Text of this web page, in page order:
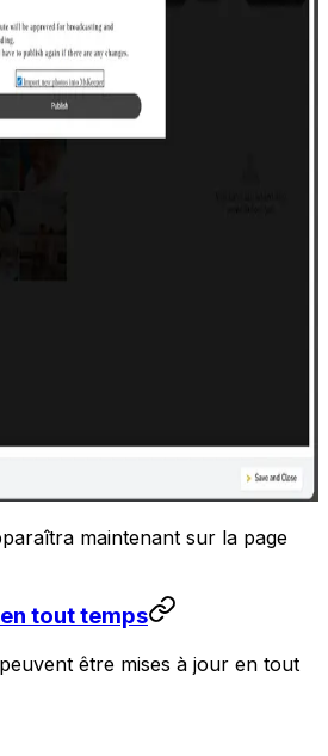
maintenant sur la page
tout temps
être mises à jour en tout